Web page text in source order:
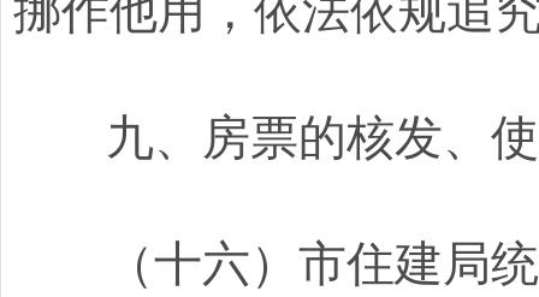
挪作他用，依法依规追
九、房票的核发、使
（十六）市住建局统